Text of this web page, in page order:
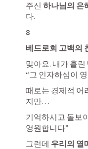
주신 하나님의 은
다.
8
베드로회 고백의
맞아요. 내가 흘
“그 인자하심이
때로는 경제적 어
지만…
기억하시고 돌보
영원합니다”
그런데 우리의 열